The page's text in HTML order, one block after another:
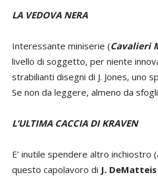
LA VEDOVA NERA
Interessante miniserie (Cavalieri
livello di soggetto, per niente
strabilianti disegni di J. Jones, uno
Se non da leggere, almeno da
L’ULTIMA CACCIA DI KRAVEN
E’ inutile spendere altro inchiostro
questo capolavoro di J.